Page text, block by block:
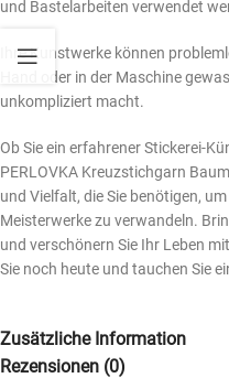
und Bastelarbeiten verwendet
Ihre Kunstwerke können
Hand oder in der Maschine
unkompliziert macht.
Ob Sie ein erfahrener Stickerei-
PERLOVKA Kreuzstichgarn
und Vielfalt, die Sie benötigen,
Meisterwerke zu verwandeln.
und verschönern Sie Ihr Leben
Sie noch heute und tauchen Sie
Zusätzliche Information
Rezensionen (0)